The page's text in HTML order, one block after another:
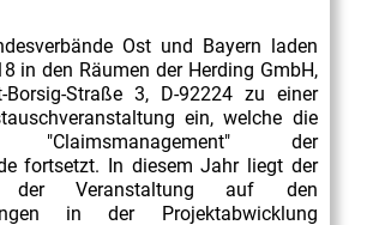
Ost und Bayern laden
in den Räumen der Herding GmbH,
Straße 3, D-92224 zu einer
ein, welche die
"Claimsmanagement" der
fortsetzt. In diesem Jahr liegt der
der Veranstaltung auf den
in der Projektabwicklung